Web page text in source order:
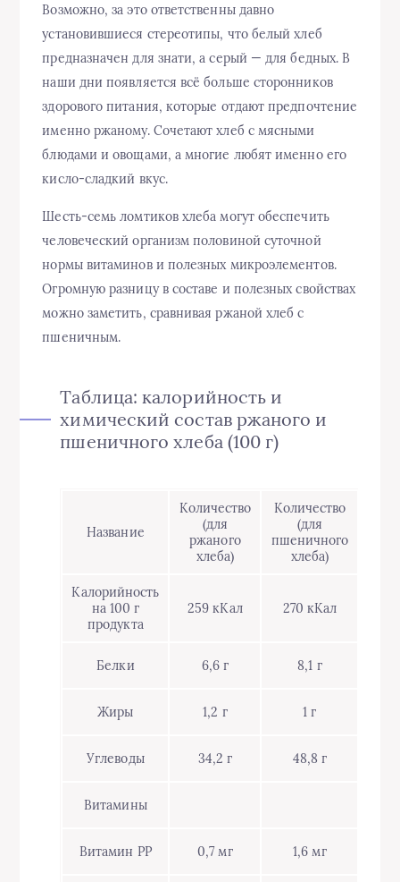
Возможно, за это ответственны давно
установившиеся стереотипы, что белый хлеб
предназначен для знати, а серый — для бедных. В
наши дни появляется всё больше сторонников
здорового питания, которые отдают предпочтение
именно ржаному. Сочетают хлеб с мясными
блюдами и овощами, а многие любят именно его
кисло-сладкий вкус.
Шесть-семь ломтиков хлеба могут обеспечить
человеческий организм половиной суточной
нормы витаминов и полезных микроэлементов.
Огромную разницу в составе и полезных свойствах
можно заметить, сравнивая ржаной хлеб с
пшеничным.
Таблица: калорийность и
химический состав ржаного и
пшеничного хлеба (100 г)
Название
Количество
(для
ржаного
хлеба)
Количество
(для
пшеничного
хлеба)
Калорийность
на 100 г
продукта
259 кКал 270 кКал
Белки 6,6 г 8,1 г
Жиры 1,2 г 1 г
Углеводы 34,2 г 48,8 г
Витамины
Витамин РР 0,7 мг 1,6 мг